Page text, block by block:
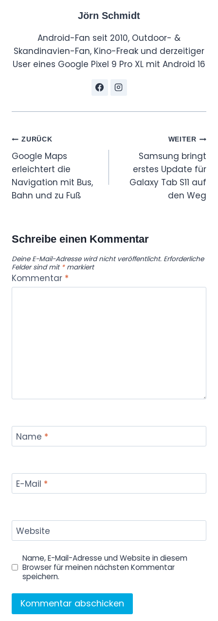
Jörn Schmidt
Android-Fan seit 2010, Outdoor- &
Skandinavien-Fan, Kino-Freak und derzeitiger
User eines Google Pixel 9 Pro XL mit Android 16
Beitragsnavigation
ZURÜCK
Google Maps
erleichtert die
Navigation mit Bus,
Bahn und zu Fuß
WEITER
Samsung bringt
erstes Update für
Galaxy Tab S11 auf
den Weg
Schreibe einen Kommentar
Deine E-Mail-Adresse wird nicht veröffentlicht. Erforderliche
Felder sind mit *markiert
Kommentar *
Name *
E-Mail *
Website
Name, E-Mail-Adresse und Website in diesem
Browser für meinen nächsten Kommentar
speichern.